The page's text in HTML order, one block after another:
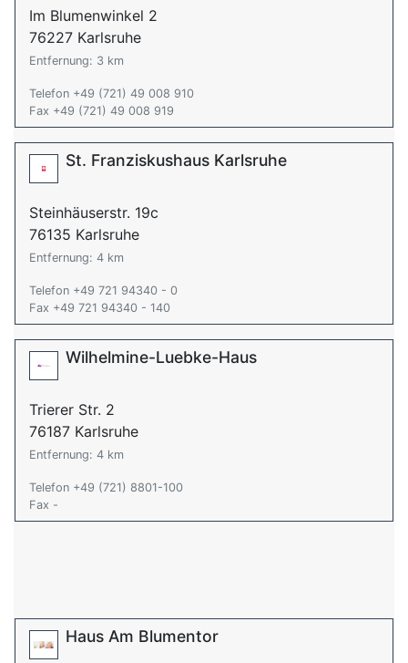
Im Blumenwinkel 2
76227 Karlsruhe
Entfernung: 3 km
Telefon +49 (721) 49 008 910
Fax +49 (721) 49 008 919
St. Franziskushaus Karlsruhe
Steinhäuserstr. 19c
76135 Karlsruhe
Entfernung: 4 km
Telefon +49 721 94340 - 0
Fax +49 721 94340 - 140
Wilhelmine-Luebke-Haus
Trierer Str. 2
76187 Karlsruhe
Entfernung: 4 km
Telefon +49 (721) 8801-100
Fax -
Haus Am Blumentor